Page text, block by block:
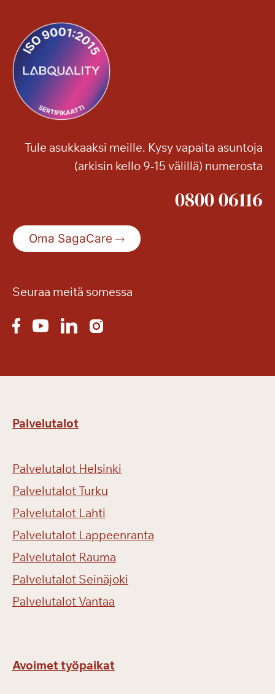
Tule asukkaaksi meille. Kysy vapaita asuntoja
(arkisin kello 9-15 välillä) numerosta
0800 06116
Oma SagaCare
Seuraa meitä somessa
Palvelutalot
Palvelutalot Helsinki
Palvelutalot Turku
Palvelutalot Lahti
Palvelutalot Lappeenranta
Palvelutalot Rauma
Palvelutalot Seinäjoki
Palvelutalot Vantaa
Avoimet työpaikat